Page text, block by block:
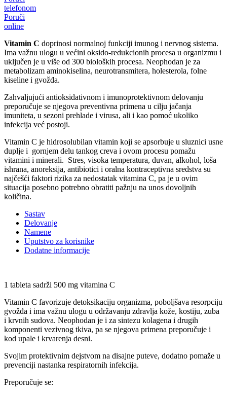
telefonom
Poruči
online
Vitamin C doprinosi normalnoj funkciji imunog i nervnog sistema.
Ima važnu ulogu u većini oksido-redukcionih procesa u organizmu i
uključen je u više od 300 bioloških procesa. Neophodan je za
metabolizam aminokiselina, neurotransmitera, holesterola, folne
kiseline i gvožđa.
Zahvaljujući antioksidativnom i imunoprotektivnom delovanju
preporučuje se njegova preventivna primena u cilju jačanja
imuniteta, u sezoni prehlade i virusa, ali i kao pomoć ukoliko
infekcija već postoji.
Vitamin C je hidrosolubilan vitamin koji se apsorbuje u sluznici usne
duplje i gornjem delu tankog creva i ovom procesu pomažu
vitamini i minerali. Stres, visoka temperatura, duvan, alkohol, loša
ishrana, anoreksija, antibiotici i oralna kontraceptivna sredstva su
najčešći faktori rizika za nedostatak vitamina C, pa je u ovim
situacija posebno potrebno obratiti pažnju na unos dovoljnih
količina.
Sastav
Delovanje
Namene
Uputstvo za korisnike
Dodatne informacije
1 tableta sadrži 500 mg vitamina C
Vitamin C favorizuje detoksikaciju organizma, poboljšava resorpciju
gvožđa i ima važnu ulogu u održavanju zdravlja kože, kostiju, zuba
i krvnih sudova. Neophodan je i za sintezu kolagena i drugih
komponenti vezivnog tkiva, pa se njegova primena preporučuje i
kod upale i krvarenja desni.
Svojim protektivnim dejstvom na disajne puteve, dodatno pomaže u
prevenciji nastanka respiratornih infekcija.
Preporučuje se: